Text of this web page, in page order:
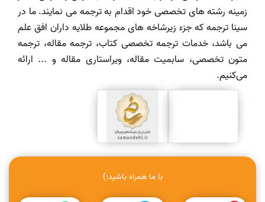
زمینه رشته های تخصصی خود اقدام به ترجمه می نمایند. ما در
سینا ترجمه که جزء زیرشاخه های مجموعه طلایه داران افق علم
می باشد، خدمات ترجمه تخصصی کتاب، ترجمه مقاله، ترجمه
متون تخصصی، سابمیت مقاله، ویراستاری مقاله و ... ارائه
می‌کنیم.
با ما همراه باشید:)